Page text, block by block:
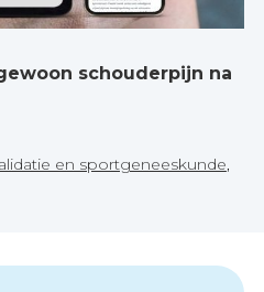
schouderpijn na
en sportgeneeskunde